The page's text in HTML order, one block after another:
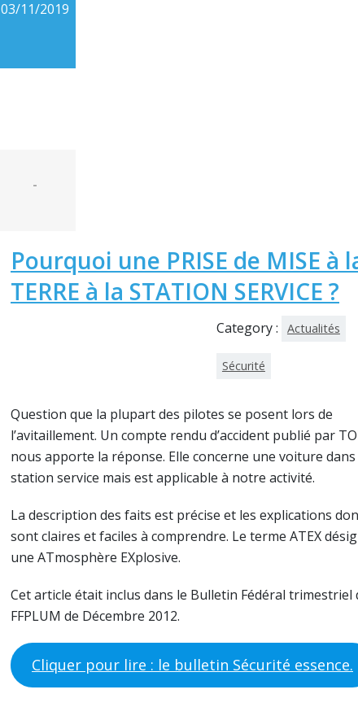
03/11/2019
-
Pourquoi une PRISE de MISE à
TERRE à la STATION SERVICE ?
Category : Actualités
Sécurité
Question que la plupart des pilotes se posent lors de
l’avitaillement. Un compte rendu d’accident publié par
nous apporte la réponse. Elle concerne une voiture
station service mais est applicable à notre activité.
La description des faits est précise et les explications
sont claires et faciles à comprendre. Le terme ATEX
une ATmosphère EXplosive.
Cet article était inclus dans le Bulletin Fédéral trimestriel
FFPLUM de Décembre 2012.
Cliquer pour lire : le bulletin Sécurité essence.